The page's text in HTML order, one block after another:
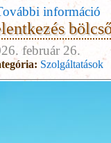
információ
február 26.
Szolgáltatások